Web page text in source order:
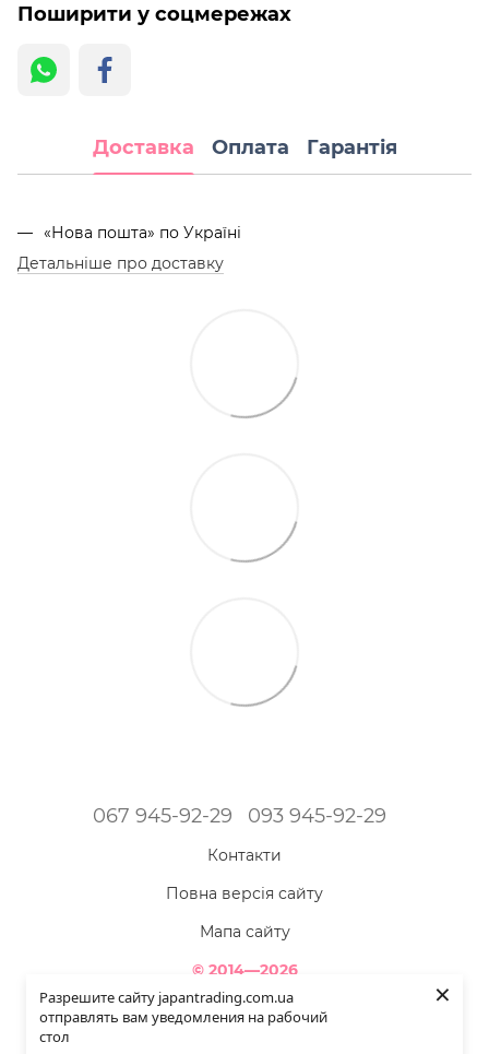
Разрешите сайту japantrading.com.ua
отправлять вам уведомления на рабочий
стол
×
Поширити у соцмережах
Доставка Оплата Гарантія
«Нова пошта» по Україні
Детальніше про доставку
067 945-92-29 093 945-92-29
Контакти
Повна версія сайту
Мапа сайту
© 2014—2026
Інтернет-магазин товарів з Японії - Japan Trading!
Наша краса яскравіша - коли ми повністю здорові!